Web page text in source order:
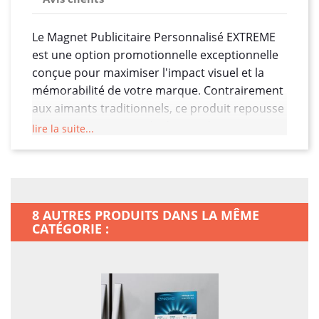
Le Magnet Publicitaire Personnalisé EXTREME
est une option promotionnelle exceptionnelle
conçue pour maximiser l'impact visuel et la
mémorabilité de votre marque. Contrairement
aux aimants traditionnels, ce produit repousse
les limites en termes de design, de
Matériaux de qualité supérieure :
Fabriqué à partir de matériaux de haute
qualité, cet aimant assure une durabilité
quotidienne tout en conservant une
apparence professionnelle.
lire la suite...
8 AUTRES PRODUITS DANS LA MÊME
CATÉGORIE :